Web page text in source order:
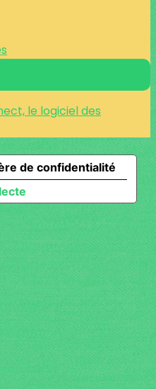
le logiciel des
de confidentialité